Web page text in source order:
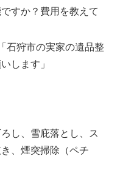
すか？費用を教えて
石狩市の実家の遺品整
します」
し、雪庇落とし、ス
、煙突掃除（ペチ